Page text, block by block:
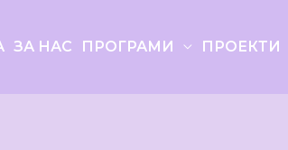
ЗА НАС ПРОГРАМИ ПРОЕКТИ